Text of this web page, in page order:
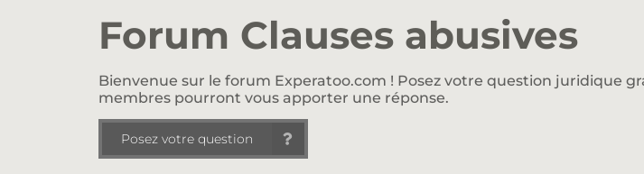
Forum Clauses abusives
Bienvenue sur le forum Experatoo.com ! Posez votre question juridique
membres pourront vous apporter une réponse.
Posez votre question